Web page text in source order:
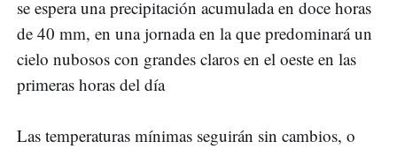
se espera una precipitación acumulada en doce horas
de 40 mm, en una jornada en la que predominará un
cielo nubosos con grandes claros en el oeste en las
primeras horas del día
Las temperaturas mínimas seguirán sin cambios, o